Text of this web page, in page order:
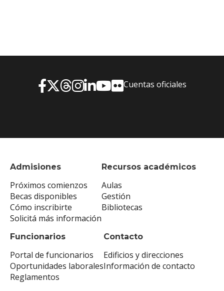
Admisiones
Próximos comienzos
Becas disponibles
Cómo inscribirte
Solicitá más información
Recursos académicos
Aulas
Gestión
Bibliotecas
Funcionarios
Portal de funcionarios
Oportunidades laborales
Reglamentos
Contacto
Edificios y direcciones
Información de contacto
Cuentas oficiales